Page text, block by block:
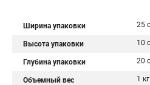
Ширина упаковки 25
Высота упаковки 10
Глубина упаковки 20
Объемный вес 1 кг